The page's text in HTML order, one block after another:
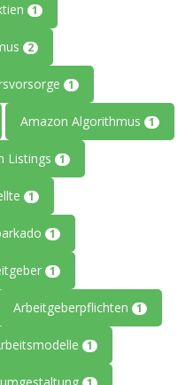
1
2
1
Amazon Algorithmus 1
Listings 1
1
1
1
Arbeitgeberpflichten 1
1